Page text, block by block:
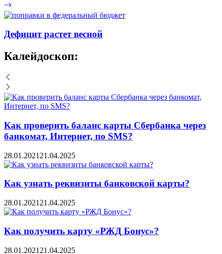
Дефицит растет весной
Калейдоскоп:
Как проверить баланс карты Сбербанка через
банкомат, Интернет, по SMS?
28.01.2021 21.04.2025
Как узнать реквизиты банковской карты?
28.01.2021 21.04.2025
Как получить карту «РЖД Бонус»?
28.01.2021 21.04.2025